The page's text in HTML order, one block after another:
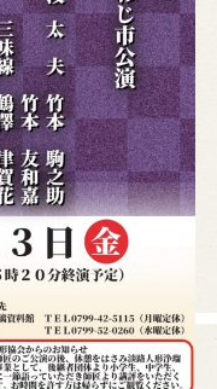
お問い合わせ
から予約